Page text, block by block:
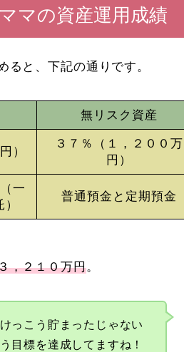
マの資産運用成績
と、下記の通りです。
無リスク資産
）
３７％（１，２００万
円）
一
普通預金と定期預金
，２１０万円。
っこう貯まったじゃない
目標を達成してますね！